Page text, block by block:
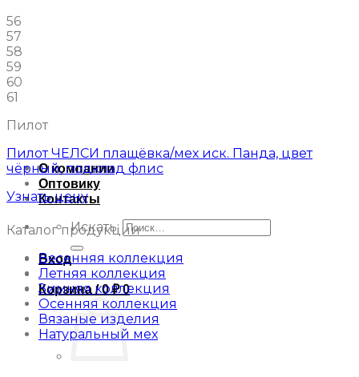
О компании
Оптовику
Контакты
Искать:
Вход
Корзина /0₽ 0
56
57
58
59
60
61
Пилот
Пилот ЧЕЛСИ плащёвка/мех иск. Панда, цвет
чёрный, подклад флис
Узнать цену
Каталог продукции
Весенняя коллекция
Летняя коллекция
Зимняя коллекция
Осенняя коллекция
Вязаные изделия
Натуральный мех